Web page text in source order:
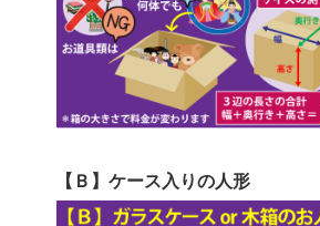
2026/06/28きちんと供養して
いただけると思ったので、お
ぐるみを供養いただいたこと
が...
第71回人形供養祭
令和6年8月1日(木)
第70回人形供養祭
第69回人形供養祭
【Ｂ】ケース入りの人形